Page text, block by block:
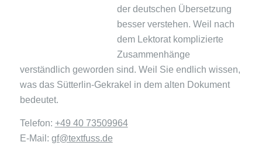
der deutschen Übersetzung
besser verstehen. Weil nach
dem Lektorat komplizierte
Zusammenhänge
verständlich geworden sind. Weil Sie endlich wissen,
was das Sütterlin-Gekrakel in dem alten Dokument
bedeutet.
Telefon: +49 40 73509964
E-Mail: gf@textfuss.de